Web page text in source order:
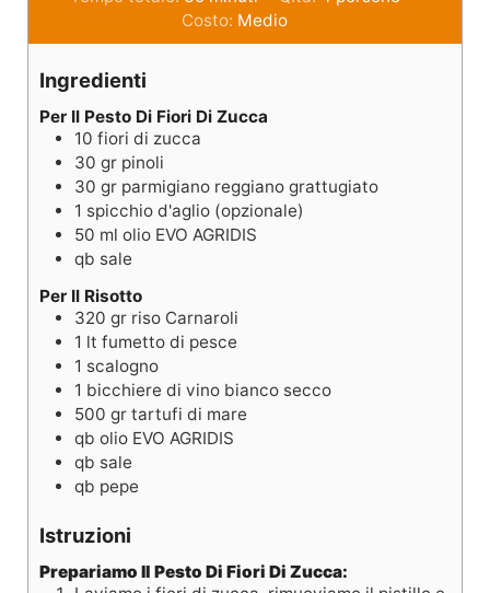
Costo: Medio
Ingredienti
Per Il Pesto Di Fiori Di Zucca
10 fiori di zucca
30 gr pinoli
30 gr parmigiano reggiano grattugiato
1 spicchio d'aglio (opzionale)
50 ml olio EVO AGRIDIS
qb sale
Per Il Risotto
320 gr riso Carnaroli
1 lt fumetto di pesce
1 scalogno
1 bicchiere di vino bianco secco
500 gr tartufi di mare
qb olio EVO AGRIDIS
qb sale
qb pepe
Istruzioni
Prepariamo Il Pesto Di Fiori Di Zucca: